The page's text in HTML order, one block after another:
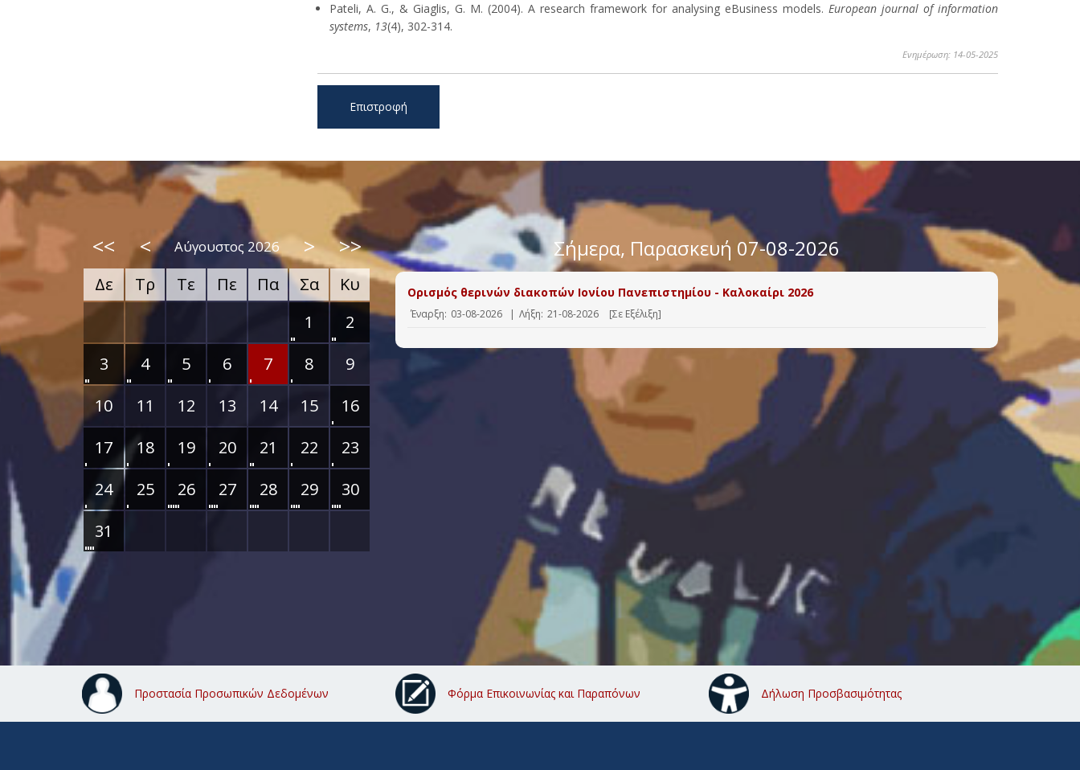
Pateli, A. G., & Giaglis, G. M. (2004). A research framework for analysing eBusiness models. European journal of information
systems, 13(4), 302-314.
Ενημέρωση: 14-05-2025
Επιστροφή
<< < Αύγουστος 2026 > >>
Δε Τρ Τε Πε Πα Σα
Κυ
1
2
3
4 5 6 7 8
9
10
11 12 13 14 15
16
17
18 19 20 21 22
23
24
25 26 27 28 29
30
31
Σήμερα, Παρασκευή 07-08-2026
Ορισμός θερινών διακοπών Ιονίου Πανεπιστημίου - Καλοκαίρι 2026
Έναρξη: 03-08-2026 | Λήξη: 21-08-2026 [Σε Εξέλιξη]
Προστασία Προσωπικών Δεδομένων Φόρμα Επικοινωνίας και Παραπόνων Δήλωση Προσβασιμότητας